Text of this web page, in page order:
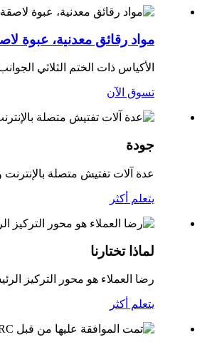
مواد رقائق معدنية، عبوة
الأكياس ذات الختم الثلاثي
تسوق الآن
جودة
عدة آلات تفتيش متصلة
يتعلم أكثر
لماذا تختارنا
رضا العملاء هو محور التركيز
يتعلم أكثر